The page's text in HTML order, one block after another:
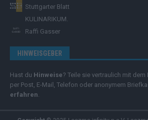
Stuttgarter Blatt
KULINARIKUM.
Raffi Gasser
HINWEISGEBER
Hast du Hinweise? Teile sie vertraulich mit dem
per Post, E-Mail, Telefon oder anonymem
erfahren.